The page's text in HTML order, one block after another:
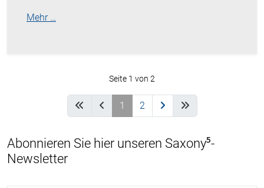
Mehr …
Seite 1 von 2
1 2
Abonnieren Sie hier unseren Saxony⁵-
Newsletter